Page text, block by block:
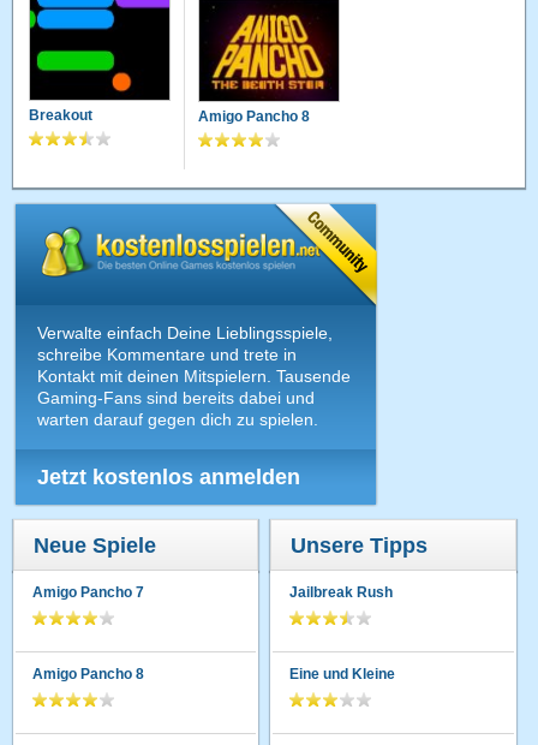
Breakout Amigo Pancho 8
Verwalte einfach Deine Lieblingsspiele,
schreibe Kommentare und trete in
Kontakt mit deinen Mitspielern. Tausende
Gaming-Fans sind bereits dabei und
warten darauf gegen dich zu spielen.
Jetzt kostenlos anmelden
Neue Spiele
Amigo Pancho 7
Amigo Pancho 8
Unsere Tipps
Jailbreak Rush
Eine und Kleine